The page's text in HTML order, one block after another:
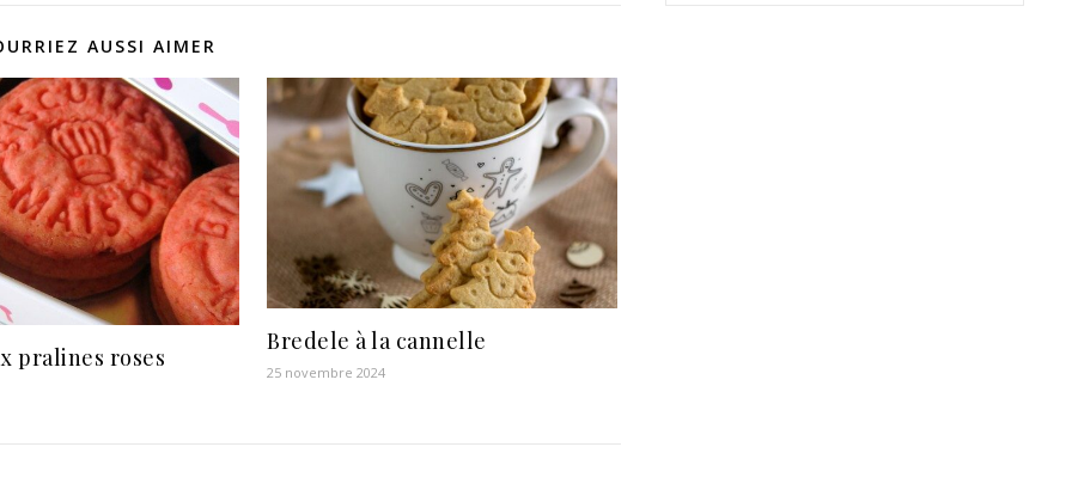
AUSSI AIMER
pralines roses
Bredele à la cannelle
25 novembre 2024